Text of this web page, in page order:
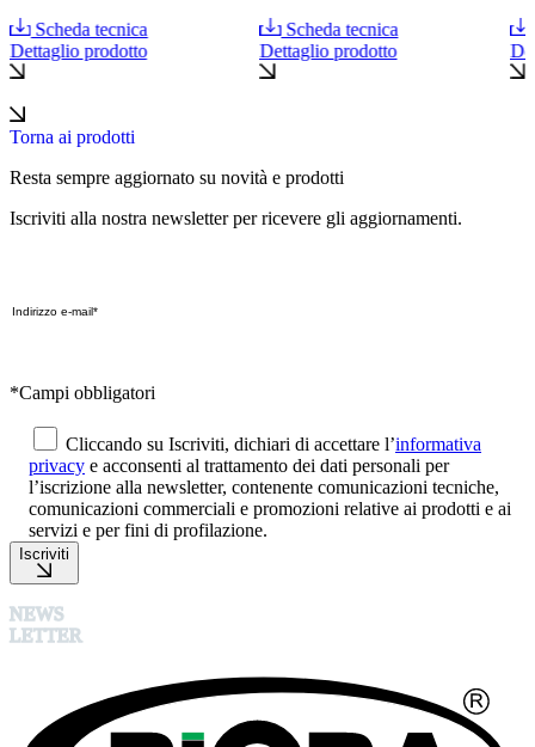
Scheda tecnica
Dettaglio prodotto
Scheda tecnica
Dettaglio prodotto
Torna ai prodotti
Resta sempre aggiornato su novità e prodotti
Iscriviti alla nostra newsletter per ricevere gli aggiornamenti.
*Campi obbligatori
Cliccando su Iscriviti, dichiari di accettare l’informativa
privacy e acconsenti al trattamento dei dati personali per
l’iscrizione alla newsletter, contenente comunicazioni tecniche,
comunicazioni commerciali e promozioni relative ai prodotti e ai
servizi e per fini di profilazione.
Iscriviti
NEWS
LETTER